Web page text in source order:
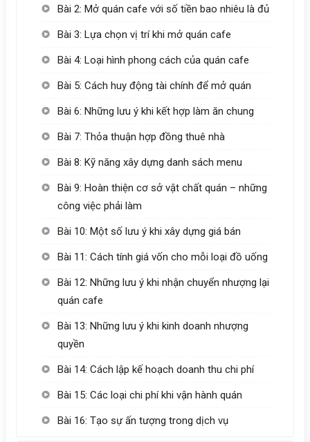
Bài 2: Mở quán cafe với số tiền bao nhiêu là đủ
Bài 3: Lựa chọn vị trí khi mở quán cafe
Bài 4: Loại hình phong cách của quán cafe
Bài 5: Cách huy động tài chính để mở quán
Bài 6: Những lưu ý khi kết hợp làm ăn chung
Bài 7: Thỏa thuận hợp đồng thuê nhà
Bài 8: Kỹ năng xây dựng danh sách menu
Bài 9: Hoàn thiện cơ sở vật chất quán – những
công việc phải làm
Bài 10: Một số lưu ý khi xây dựng giá bán
Bài 11: Cách tính giá vốn cho mỗi loại đồ uống
Bài 12: Những lưu ý khi nhận chuyển nhượng lại
quán cafe
Bài 13: Những lưu ý khi kinh doanh nhượng
quyền
Bài 14: Cách lập kế hoạch doanh thu chi phí
Bài 15: Các loại chi phí khi vận hành quán
Bài 16: Tạo sự ấn tượng trong dịch vụ